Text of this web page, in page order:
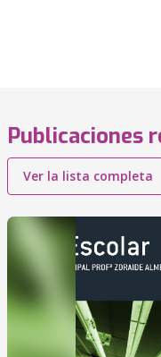
Publicaciones
Ver la lista completa